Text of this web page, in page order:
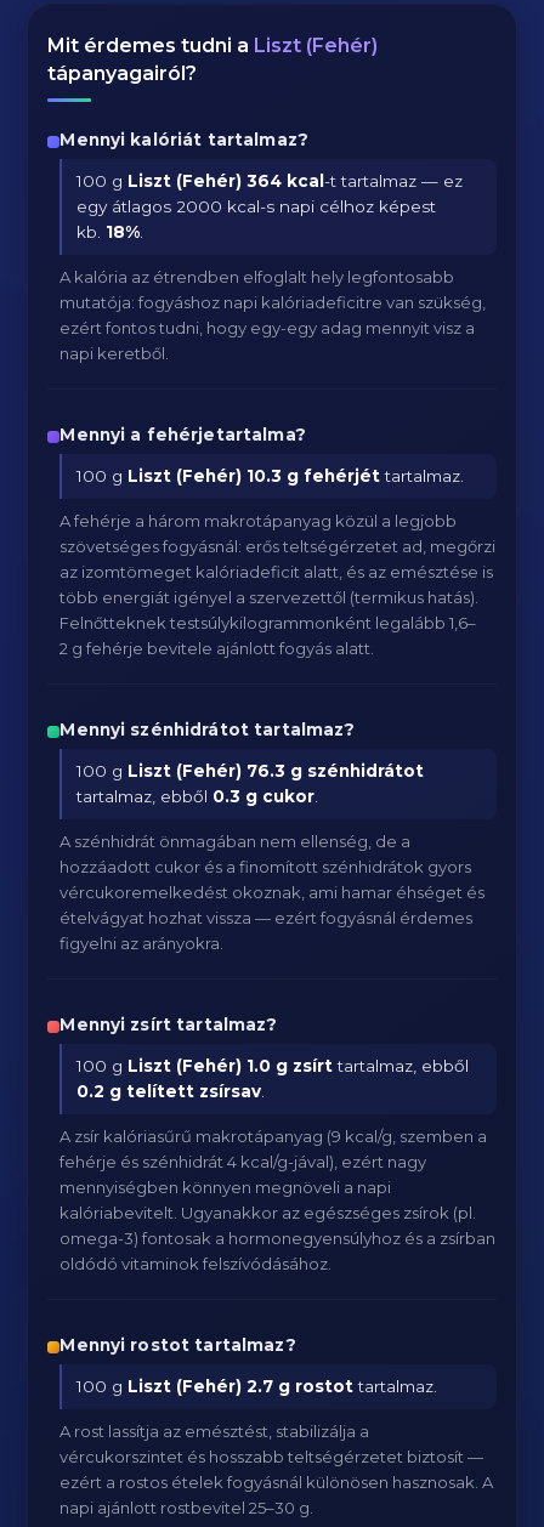
Mit érdemes tudni a Liszt (Fehér)
tápanyagairól?
Mennyi kalóriát tartalmaz?
100 g Liszt (Fehér) 364 kcal-t tartalmaz — ez
egy átlagos 2000 kcal-s napi célhoz képest
kb. 18%
A kalória az étrendben elfoglalt hely legfontosabb
mutatója: fogyáshoz napi kalóriadeficitre van szükség,
ezért fontos tudni, hogy egy-egy adag mennyit visz a
napi keretből.
Mennyi a fehérjetartalma?
100 g Liszt (Fehér) 10.3 g fehérjéttartalmaz.
A fehérje a három makrotápanyag közül a legjobb
szövetséges fogyásnál: erős teltségérzetet ad, megőrzi
az izomtömeget kalóriadeficit alatt, és az emésztése is
több energiát igényel a szervezettől (termikus hatás).
Felnőtteknek testsúlykilogrammonként legalább 1,6–
2 g fehérje bevitele ajánlott fogyás alatt.
Mennyi szénhidrátot tartalmaz?
100 g Liszt (Fehér) 76.3 g szénhidrátot
tartalmaz, ebből 0.3 g cukor
A szénhidrát önmagában nem ellenség, de a
hozzáadott cukor és a finomított szénhidrátok gyors
vércukoremelkedést okoznak, ami hamar éhséget és
ételvágyat hozhat vissza — ezért fogyásnál érdemes
figyelni az arányokra.
Mennyi zsírt tartalmaz?
100 g Liszt (Fehér) 1.0 g zsírttartalmaz, ebből
0.2 g telített zsírsav
A zsír kalóriasűrű makrotápanyag (9 kcal/g, szemben a
fehérje és szénhidrát 4 kcal/g-jával), ezért nagy
mennyiségben könnyen megnöveli a napi
kalóriabevitelt. Ugyanakkor az egészséges zsírok (pl.
omega-3) fontosak a hormonegyensúlyhoz és a zsírban
oldódó vitaminok felszívódásához.
Mennyi rostot tartalmaz?
100 g Liszt (Fehér) 2.7 g rostottartalmaz.
A rost lassítja az emésztést, stabilizálja a
vércukorszintet és hosszabb teltségérzetet biztosít —
ezért a rostos ételek fogyásnál különösen hasznosak. A
napi ajánlott rostbevitel 25–30 g.